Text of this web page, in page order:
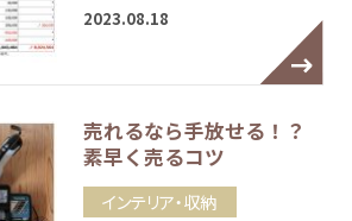
2023.08.18
売れるなら手放せる！？
素早く売るコツ
インテリア・収納